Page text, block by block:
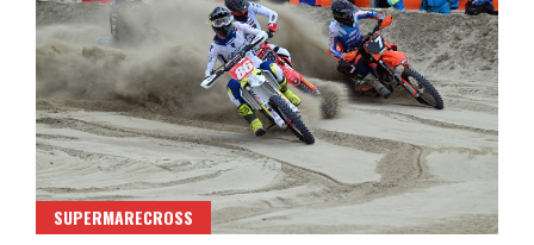
SUPERMARECROSS